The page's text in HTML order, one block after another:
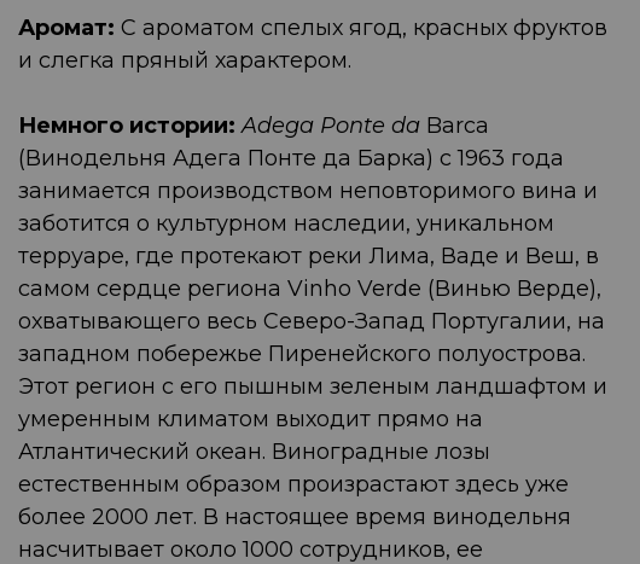
Аромат: С ароматом спелых ягод, красных фруктов
и слегка пряный характером.
Немного истории:Adega Ponte da Barca
(Винодельня Адега Понте да Барка) с 1963 года
занимается производством неповторимого вина и
заботится о культурном наследии, уникальном
терруаре, где протекают реки Лима, Ваде и Веш, в
самом сердце региона Vinho Verde (Винью Верде),
охватывающего весь Северо-Запад Португалии, на
западном побережье Пиренейского полуострова.
Этот регион с его пышным зеленым ландшафтом и
умеренным климатом выходит прямо на
Атлантический океан. Виноградные лозы
естественным образом произрастают здесь уже
более 2000 лет. В настоящее время винодельня
насчитывает около 1000 сотрудников, ее